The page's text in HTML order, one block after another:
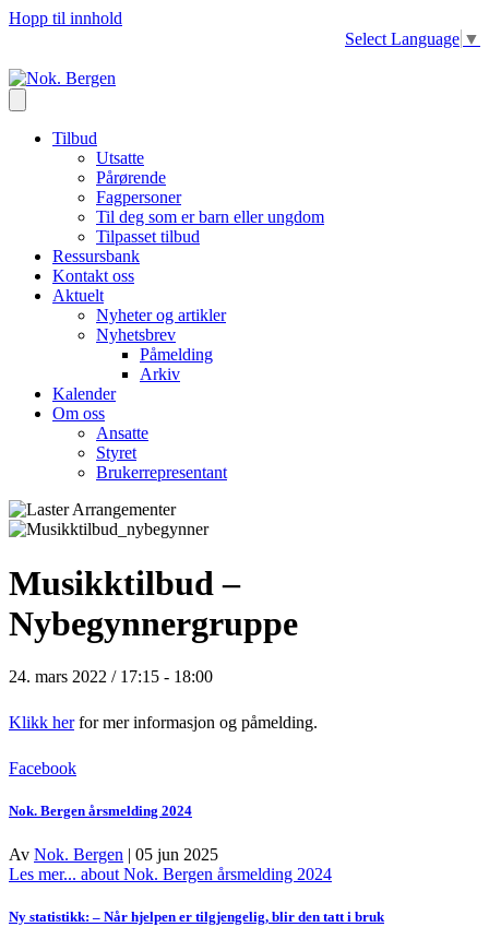
Hopp til innhold
Select Language ▼
Tilbud
Utsatte
Pårørende
Fagpersoner
Til deg som er barn eller ungdom
Tilpasset tilbud
Ressursbank
Kontakt oss
Aktuelt
Nyheter og artikler
Nyhetsbrev
Påmelding
Arkiv
Kalender
Om oss
Ansatte
Styret
Brukerrepresentant
Musikktilbud –
Nybegynnergruppe
24. mars 2022 / 17:15 - 18:00
Klikk herfor mer informasjon og påmelding.
Facebook
Nok. Bergen årsmelding 2024
Av Nok. Bergen | 05 jun 2025
Les mer... about Nok. Bergen årsmelding 2024
Ny statistikk: – Når hjelpen er tilgjengelig, blir den tatt i bruk